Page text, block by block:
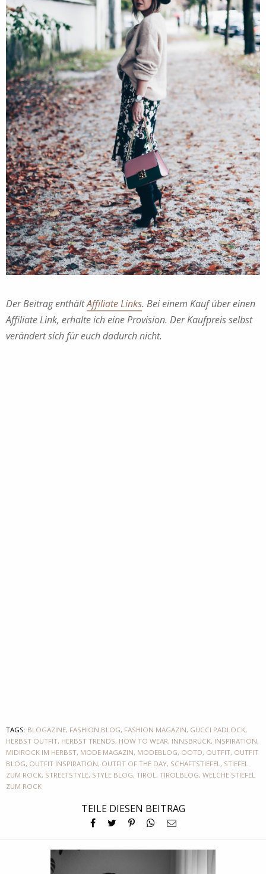
Der Beitrag enthältAffiliate Links. Bei einem Kauf über einen
Affiliate Link, erhalte ich eine Provision. Der Kaufpreis selbst
verändert sich für euch dadurch nicht.
TAGS: BLOGAZINE, FASHION BLOG, FASHION MAGAZIN, GUCCI PADLOCK,
HERBST OUTFIT, HERBST TRENDS, HOW TO WEAR, INNSBRUCK, INSPIRATION,
MIDIROCK IM HERBST, MODE MAGAZIN, MODEBLOG, OOTD, OUTFIT, OUTFIT
BLOG, OUTFIT INSPIRATION, OUTFIT OF THE DAY, SCHAFTSTIEFEL , STIEFEL
ZUM ROCK, STREETSTYLE, STYLE BLOG, TIROL , TIROLBLOG, WELCHE STIEFEL
ZUM ROCK
TEILE DIESEN BEITRAG